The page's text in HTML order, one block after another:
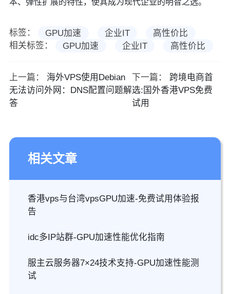
标签： GPU加速 企业IT
高性价比
相关标签：
GPU加速 企业IT 高性价比
上一篇：
海外VPS使用Debian
无法访问外网：DNS配置问题解
答
下一篇：
跨境电商首
选:国外香港VPS免费
试用
相关文章
香港vps与台湾vpsGPU加速-免费试用体验报
告
idc多IP站群-GPU加速性能优化指南
服主云服务器7×24技术支持-GPU加速性能测
试